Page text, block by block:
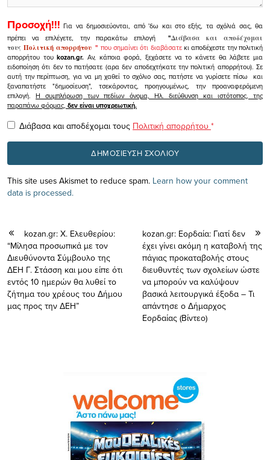
Προσοχή!!! Για να δημοσιεύονται, από 'δω και στο εξής, τα σχόλιά σας, θα
πρέπει να επιλέγετε, την παρακάτω επιλογή
"Διάβασα και αποδέχομαι
τουςΠολιτική απορρήτου" που σημαίνει ότι διαβάσατεκι αποδέχεστε την πολιτική
απορρήτου τουkozan.gr. Αν, κάποια φορά, ξεχάσετε να το κάνετε θα λάβετε μια
ειδοποίηση ότι δεν το πατήσατε (αρα δεν αποδεχτήκατε την πολιτική απορρήτου). Σε
αυτή την περίπτωση, για να μη χαθεί το σχόλιο σας, πατήστε να γυρίσετε πίσω και
ξαναπατήστε "δημοσίευση", τσεκάροντας, προηγουμένως, την προαναφερόμενη
επιλογή.Η συμπλήρωση των πεδίων όνομα, Ηλ. διεύθυνση και ιστότοπος, της
παραπάνω φόρμας, δεν είναι υποχρεωτική.
Διάβασα και αποδέχομαι τους Πολιτική απορρήτου *
This site uses Akismet to reduce spam. Learn how your comment
data is processed.
kozan.gr: X. Eλευθερίου:
“Μίλησα προσωπικά με τον
Διευθύνοντα Σύμβουλο της
ΔΕΗ Γ. Στάσση και μου είπε ότι
εντός 10 ημερών θα λυθεί το
ζήτημα του χρέους του Δήμου
μας προς την ΔΕΗ”
kozan.gr: Eoρδαία: Γιατί δεν
έχει γίνει ακόμη η καταβολή της
πάγιας προκαταβολής στους
διευθυντές των σχολείων ώστε
να μπορούν να καλύψουν
βασικά λειτουργικά έξοδα – Τι
απάντησε ο Δήμαρχος
Εορδαίας (Βίντεο)